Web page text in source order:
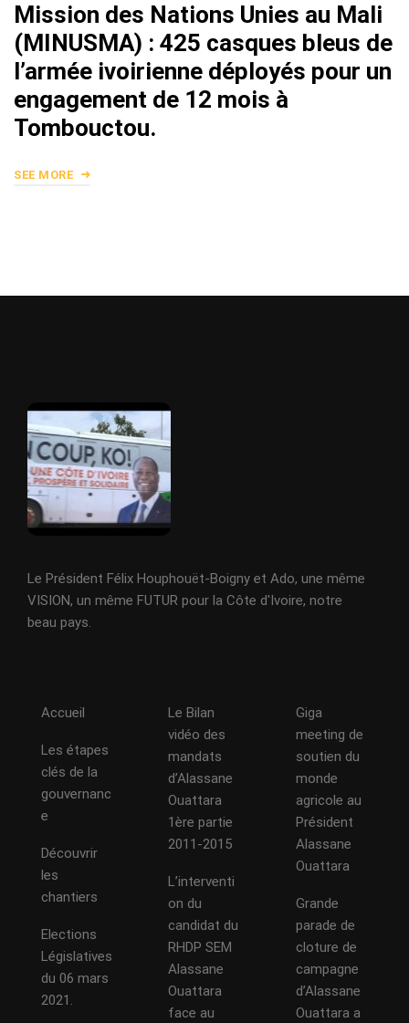
Mission des Nations Unies au Mali
(MINUSMA) : 425 casques bleus de
l’armée ivoirienne déployés pour un
engagement de 12 mois à
Tombouctou.
SEE MORE
Le Président Félix Houphouët-Boigny et Ado, une même
VISION, un même FUTUR pour la Côte d'Ivoire, notre
beau pays.
Accueil
Les étapes
clés de la
gouvernanc
e
Découvrir
les
chantiers
Elections
Législatives
du 06 mars
2021.
Le Bilan
vidéo des
mandats
d’Alassane
Ouattara
1ère partie
2011-2015
L’interventi
on du
candidat du
RHDP SEM
Alassane
Ouattara
face au
Giga
meeting de
soutien du
monde
agricole au
Président
Alassane
Ouattara
Grande
parade de
cloture de
campagne
d’Alassane
Ouattara a